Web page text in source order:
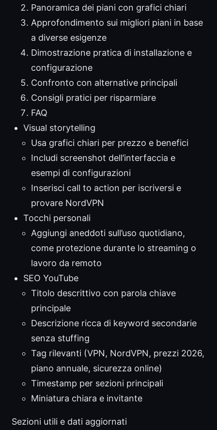
Panoramica dei piani con grafici chiari
Approfondimento sui migliori piani in base
a diverse esigenze
Dimostrazione pratica di installazione e
configurazione
Confronto con alternative principali
Consigli pratici per risparmiare
FAQ
Visual storytelling
Usa grafici chiari per prezzo e benefici
Includi screenshot dell’interfaccia e
esempi di configurazioni
Inserisci call to action per iscriversi e
provare NordVPN
Tocchi personali
Aggiungi aneddoti sull’uso quotidiano,
come protezione durante lo streaming o
lavoro da remoto
SEO YouTube
Titolo descrittivo con parola chiave
principale
Descrizione ricca di keyword secondarie
senza stuffing
Tag rilevanti (VPN, NordVPN, prezzi 2026,
piano annuale, sicurezza online)
Timestamp per sezioni principali
Miniatura chiara e invitante
Sezioni utili e dati aggiornati